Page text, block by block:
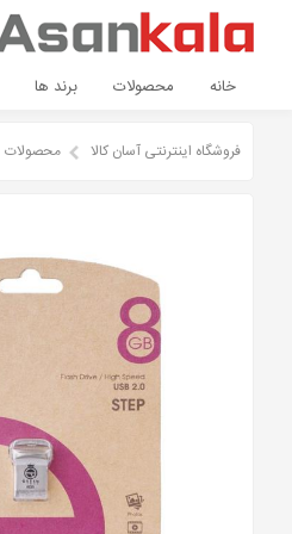
خانه محصولات برند ها
فروشگاه اینترنتی آسان کالا محصولات